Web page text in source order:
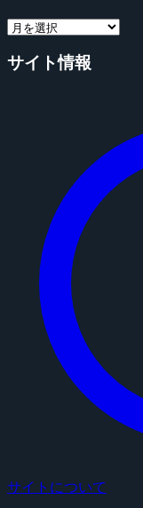
サイト情報
サイトについて